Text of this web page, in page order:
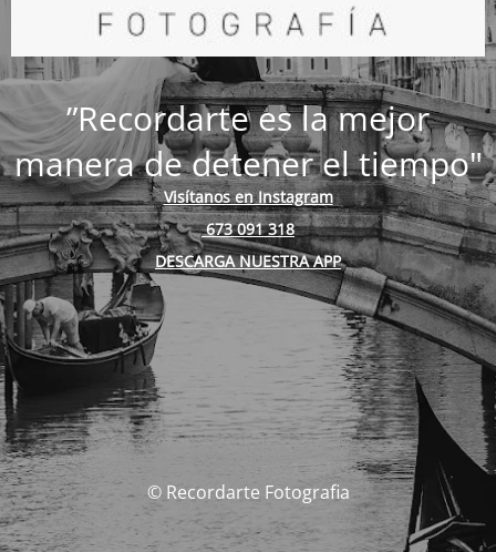
”Recordarte es la mejor
manera de detener el tiempo"
Visítanos en Instagram
673 091 318
DESCARGA NUESTRA APP
© Recordarte Fotografia